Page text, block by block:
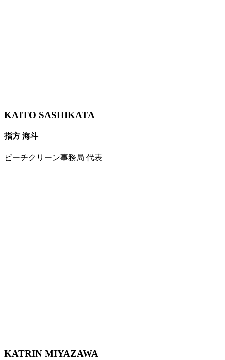
KAITO SASHIKATA
指方 海斗
ビーチクリーン事務局 代表
KATRIN MIYAZAWA